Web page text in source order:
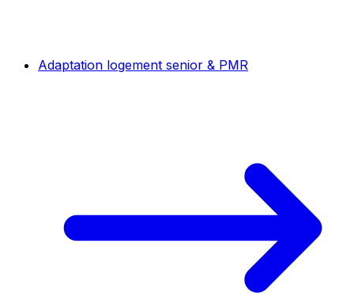
Adaptation logement senior & PMR